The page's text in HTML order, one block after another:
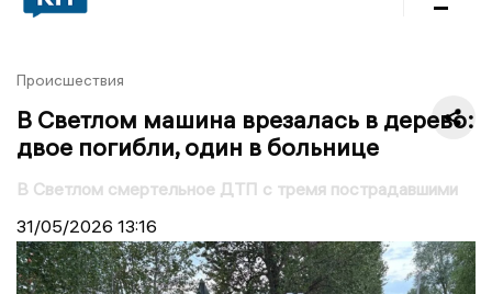
Происшествия
В Светлом машина врезалась в дерево:
двое погибли, один в больнице
В Светлом смертельное ДТП с тремя пострадавшими
31/05/2026 13:16